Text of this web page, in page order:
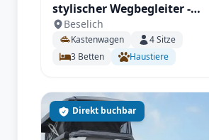
stylischer Wegbegleiter -
maximaler Komfort - Pilote V
630 J X-Edition
Beselich
Kastenwagen 4Sitze
3 Betten Haustiere
Direkt buchbar